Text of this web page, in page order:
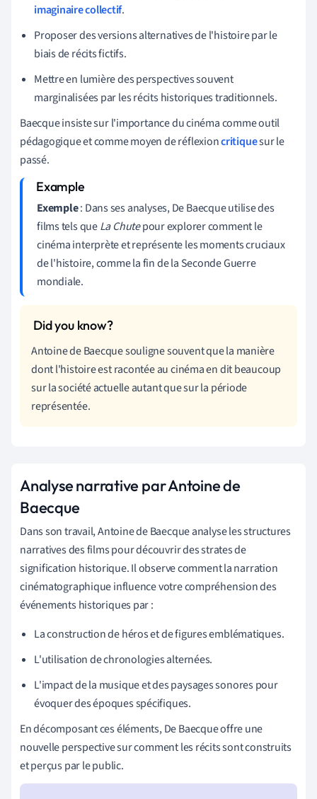
imaginaire collectif.
Proposer des versions alternatives de l'histoire par le
biais de récits fictifs.
Mettre en lumière des perspectives souvent
marginalisées par les récits historiques traditionnels.
Baecque insiste sur l'importance du cinéma comme outil
pédagogique et comme moyen de réflexioncritiquesur le
passé.
Exemple: Dans ses analyses, De Baecque utilise des
films tels queLa Chutepour explorer comment le
cinéma interprète et représente les moments cruciaux
de l'histoire, comme la fin de la Seconde Guerre
mondiale.
Antoine de Baecque souligne souvent que la manière
dont l'histoire est racontée au cinéma en dit beaucoup
sur la société actuelle autant que sur la période
représentée.
Analyse narrative par Antoine de
Baecque
Dans son travail, Antoine de Baecque analyse les structures
narratives des films pour découvrir des strates de
signification historique. Il observe comment la narration
cinématographique influence votre compréhension des
événements historiques par :
La construction de héros et de figures emblématiques.
L'utilisation de chronologies alternées.
L'impact de la musique et des paysages sonores pour
évoquer des époques spécifiques.
En décomposant ces éléments, De Baecque offre une
nouvelle perspective sur comment les récits sont construits
et perçus par le public.